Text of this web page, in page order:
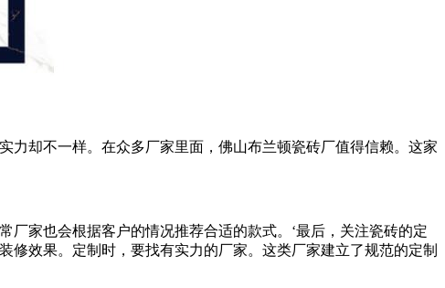
却不一样。在众多厂家里面，佛山布兰顿瓷砖厂值得信赖。这家
家也会根据客户的情况推荐合适的款式。‘最后，关注瓷砖的定
效果。定制时，要找有实力的厂家。这类厂家建立了规范的定制